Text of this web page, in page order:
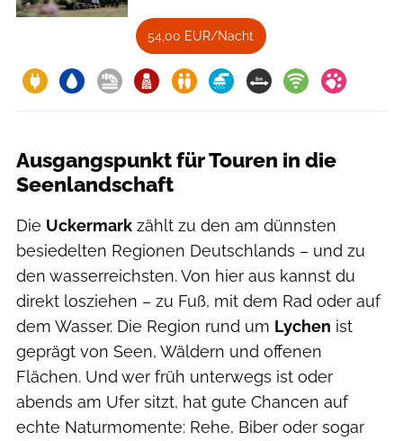
54,00 EUR/Nacht
Ausgangspunkt für Touren in die
Seenlandschaft
Die Uckermark zählt zu den am dünnsten
besiedelten Regionen Deutschlands – und zu
den wasserreichsten. Von hier aus kannst du
direkt losziehen – zu Fuß, mit dem Rad oder auf
dem Wasser. Die Region rund um Lychen ist
geprägt von Seen, Wäldern und offenen
Flächen. Und wer früh unterwegs ist oder
abends am Ufer sitzt, hat gute Chancen auf
echte Naturmomente: Rehe, Biber oder sogar